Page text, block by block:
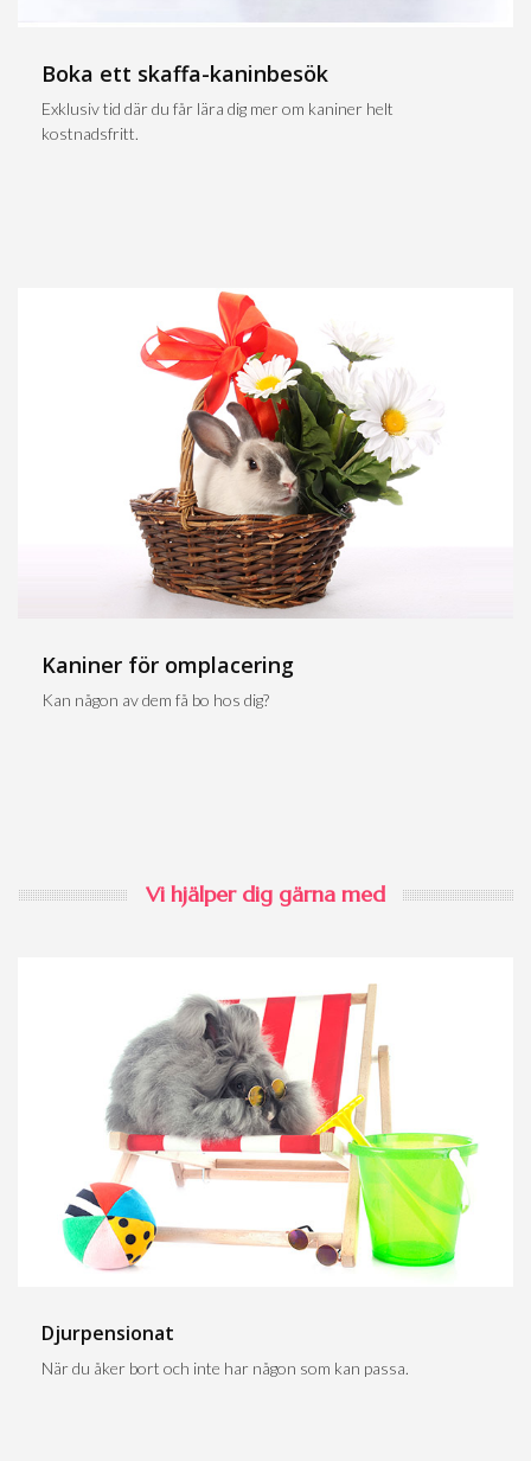
Boka ett skaffa-kaninbesök
Exklusiv tid där du får lära dig mer om kaniner helt
kostnadsfritt.
Kaniner för omplacering
Kan någon av dem få bo hos dig?
Vi hjälper dig gärna med
Djurpensionat
När du åker bort och inte har någon som kan passa.